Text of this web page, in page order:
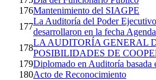
176Mantenimiento del SIAGPE
177
La Auditoría del Poder
desarrollaron en la fecha
178
LA AUDITORÍA GENERAL
POSIBILIDADES DE
179Diplomado en Auditoría basada
180Acto de Reconocimiento